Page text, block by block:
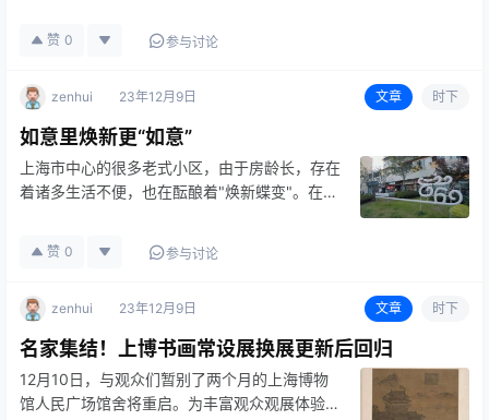
赞 0 参与讨论
zenhui 23年12月9日 文章 时下
如意里焕新更“如意”
上海市中心的很多老式小区，由于房龄长，存在
着诸多生活不便，也在酝酿着"焕新蝶变"。在市
赞 0 参与讨论
zenhui 23年12月9日 文章 时下
名家集结！上博书画常设展换展更新后回归
12月10日，与观众们暂别了两个月的上海博物
馆人民广场馆舍将重启。为丰富观众观展体验，